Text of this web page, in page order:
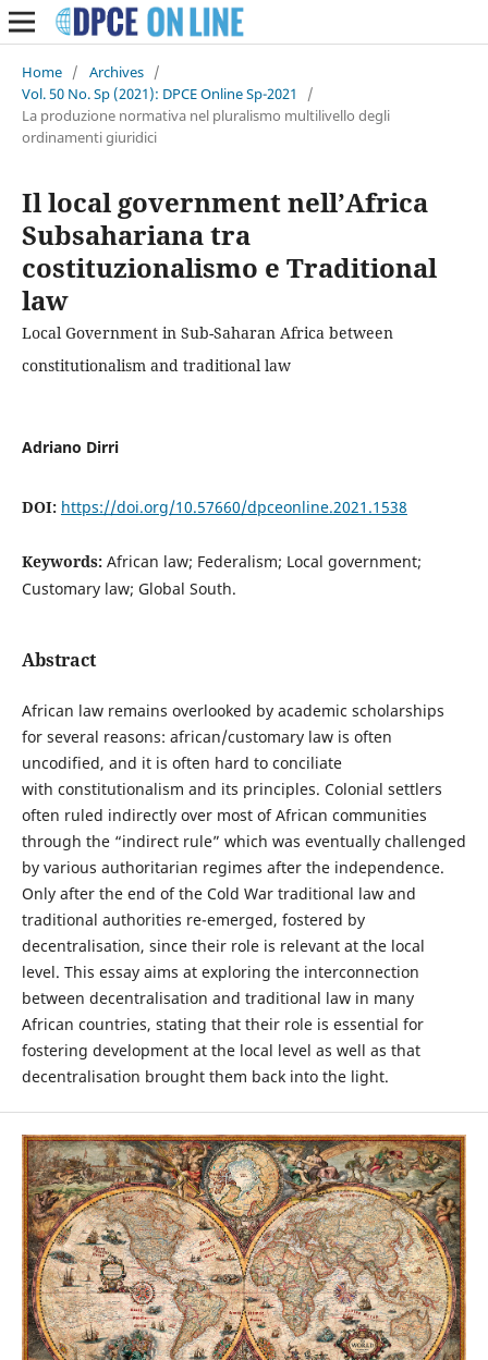
Home / Archives /
Vol. 50 No. Sp (2021): DPCE Online Sp-2021
/
La produzione normativa nel pluralismo multilivello degli
ordinamenti giuridici
Il local government nell’Africa
Subsahariana tra
costituzionalismo e Traditional
law
Local Government in Sub-Saharan Africa between
constitutionalism and traditional law
Adriano Dirri
DOI: https://doi.org/10.57660/dpceonline.2021.1538
Keywords: African law; Federalism; Local government;
Customary law; Global South.
Abstract
African law remains overlooked by academic scholarships
for several reasons: african/customary law is often
uncodified, and it is often hard to conciliate
with constitutionalism and its principles. Colonial settlers
often ruled indirectly over most of African communities
through the “indirect rule” which was eventually challenged
by various authoritarian regimes after the independence.
Only after the end of the Cold War traditional law and
traditional authorities re-emerged, fostered by
decentralisation, since their role is relevant at the local
level. This essay aims at exploring the interconnection
between decentralisation and traditional law in many
African countries, stating that their role is essential for
fostering development at the local level as well as that
decentralisation brought them back into the light.